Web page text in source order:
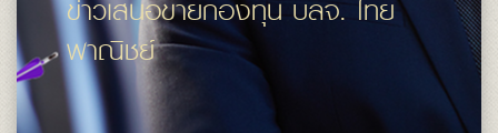
ข่าวเสนอขายกองทุน บลจ. ไทย
พาณิชย์